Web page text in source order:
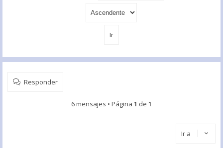
Responder
6 mensajes • Página 1 de 1
Ir a